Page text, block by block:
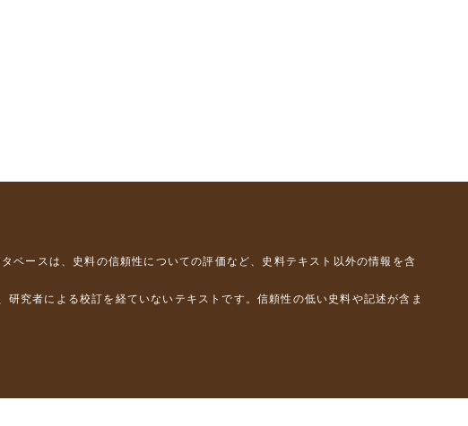
ベースは、史料の信頼性についての評価など、史料テキスト以外の情報を含
究者による校訂を経ていないテキストです。信頼性の低い史料や記述が含ま